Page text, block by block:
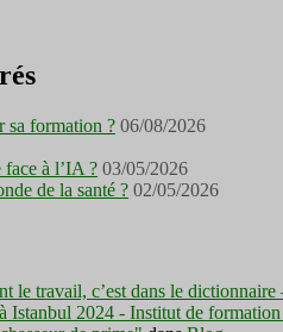
sa formation ? 06/08/2026
à l’IA ? 03/05/2026
de la santé ? 02/05/2026
le travail, c’est dans le dictionnaire
2024 - Institut de